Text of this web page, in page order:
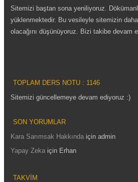
Sitemizi baştan sona yeniliyoruz.
yüklenmektedir. Bu vesileyle sitemizin daha
olacağını düşünüyoruz. Bizi takibe devam
TOPLAM DERS NOTU : 1146
Sitemizi güncellemeye devam ediyoruz :)
SON YORUMLAR
Kara Sarımsak Hakkındaiçin admin
Yapay Zekaiçin Erhan
TAKVIM